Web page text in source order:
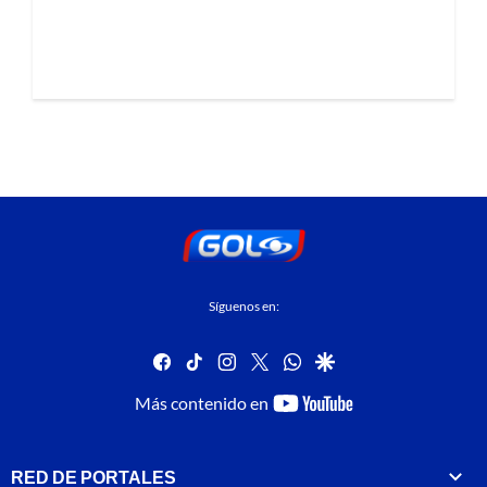
Síguenos en:
facebook
tiktok instagram
twitterwhatsapp
google
Más contenido en
youtube-
RED DE PORTALES